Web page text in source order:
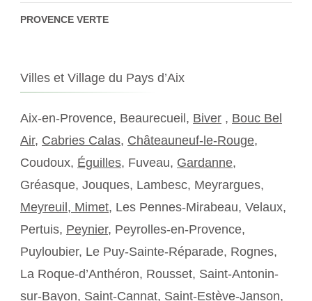
PROVENCE VERTE
Villes et Village du Pays d’Aix
Aix-en-Provence, Beaurecueil, Biver , Bouc Bel
Air, Cabries Calas, Châteauneuf-le-Rouge,
Coudoux, Éguilles, Fuveau, Gardanne,
Gréasque, Jouques, Lambesc, Meyrargues,
Meyreuil, Mimet, Les Pennes-Mirabeau, Velaux,
Pertuis, Peynier, Peyrolles-en-Provence,
Puyloubier, Le Puy-Sainte-Réparade, Rognes,
La Roque-d’Anthéron, Rousset, Saint-Antonin-
sur-Bayon, Saint-Cannat, Saint-Estève-Janson,